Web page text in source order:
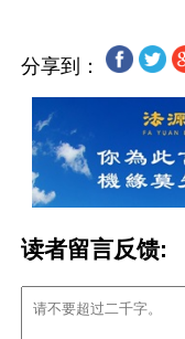
分享到：
读者留言反馈: